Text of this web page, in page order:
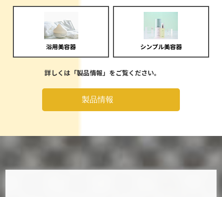
浴用美容器 シンプル美容器
詳しくは「製品情報」をご覧ください。
製品情報